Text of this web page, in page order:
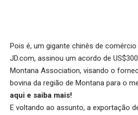
Pois é, um gigante chinês de
JD.com, assinou um acordo de
Montana Association, visando o
bovina da região de Montana para o
aqui e saiba mais!
E voltando ao assunto, a exportação